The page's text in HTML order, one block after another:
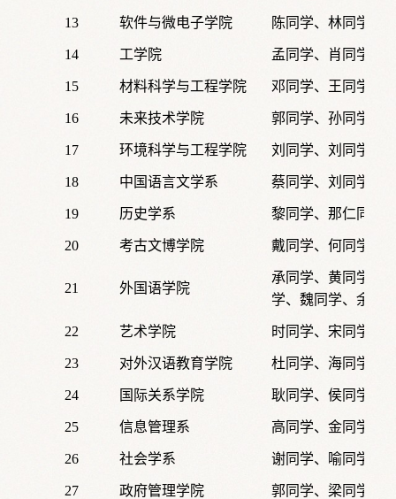
13 软件与微电子学院 陈同学、林同学、
14 工学院 孟同学、肖同学、
15 材料科学与工程学院 邓同学、王同学
16 未来技术学院 郭同学、孙同学
17 环境科学与工程学院 刘同学、刘同学、
18 中国语言文学系 蔡同学、刘同学、
19 历史学系 黎同学、那仁同学
20 考古文博学院 戴同学、何同学、
21 外国语学院
承同学、黄同学、
学、魏同学、余同
22 艺术学院 时同学、宋同学、
23 对外汉语教育学院 杜同学、海同学
24 国际关系学院 耿同学、侯同学、
25 信息管理系 高同学、金同学、
26 社会学系 谢同学、喻同学、
27 政府管理学院 郭同学、梁同学、